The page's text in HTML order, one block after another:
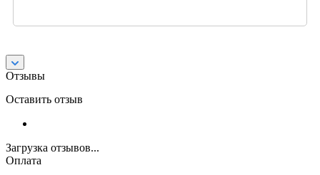
Отзывы
Оставить отзыв
Загрузка отзывов...
Оплата